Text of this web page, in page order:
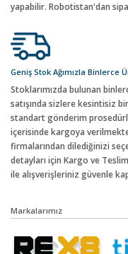
yapabilir. Robotistan'dan
Geniş Stok Ağımızla Binlerce
Stoklarımızda bulunan
satışında sizlere kesintisiz
standart gönderim
içerisinde kargoya
firmalarından dilediğinizi
detayları için Kargo ve
ile alışverişleriniz güvenle
Markalarımız